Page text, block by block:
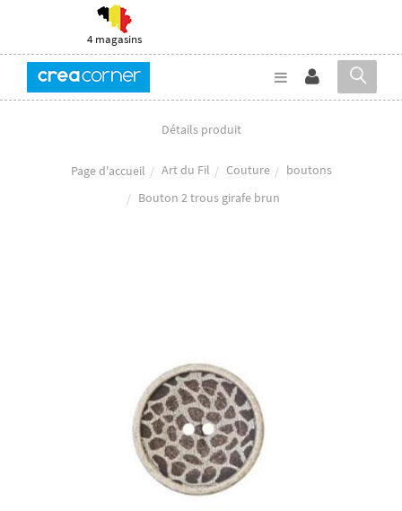
4 magasins
Détails produit
Page d'accueil Art du Fil Couture
boutons
Bouton 2 trous girafe brun